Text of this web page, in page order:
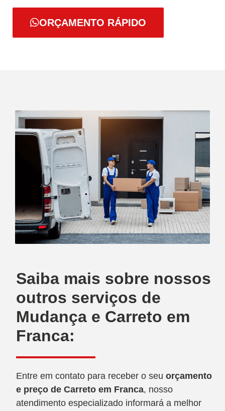
ORÇAMENTO RÁPIDO
Saiba mais sobre nossos
outros serviços de
Mudança e Carreto em
Franca:
Entre em contato para receber o seu orçamento
e preço de Carreto em Franca, nosso
atendimento especializado informará a melhor